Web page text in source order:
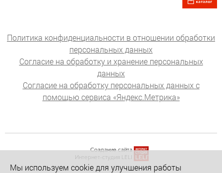
Политика конфиденциальности в отношении обработки
персональных данных
Согласие на обработку и хранение персональных
данных
Согласие на обработку персональных данных с
помощью сервиса «Яндекс.Метрика»
Создание сайта
Интернет-студия LELI
Мы используем cookie для улучшения работы